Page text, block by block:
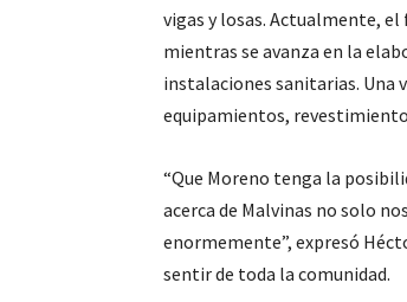
vigas y losas. Actualmente,
mientras se avanza en la
instalaciones sanitarias. Una
equipamientos,
“Que Moreno tenga la
acerca de Malvinas no solo
enormemente”, expresó
sentir de toda la comunidad.